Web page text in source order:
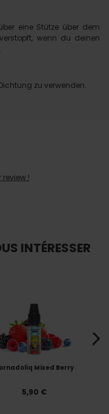
eine Stütze über dem
wenn du deinen
zu verwenden.
review !
INTÉRESSER
Mixed Berry
5,90 €